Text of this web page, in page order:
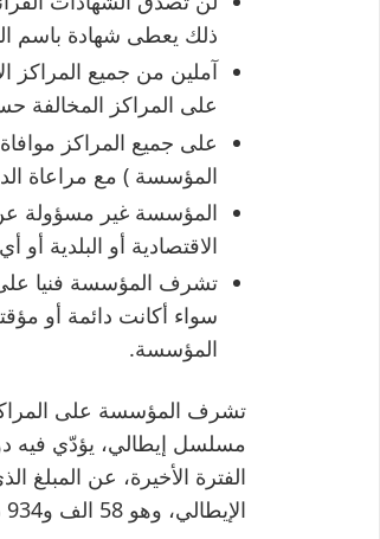
ذلك يعطى شهادة باسم
آملين من جميع المراكز
على المراكز المخالفة
على جميع المراكز
المؤسسة ) مع مراعاة
المؤسسة غير مسؤولة عن
الاقتصادية أو البلدية
تشرف المؤسسة فنيا على
سواء أكانت دائمة أو
المؤسسة.
تشرف المؤسسة على المراكز
مسلسل إيطالي، يؤدّي فيه
الإيطالي، وهو 58 الف و934 دولاراً أمريكياً.